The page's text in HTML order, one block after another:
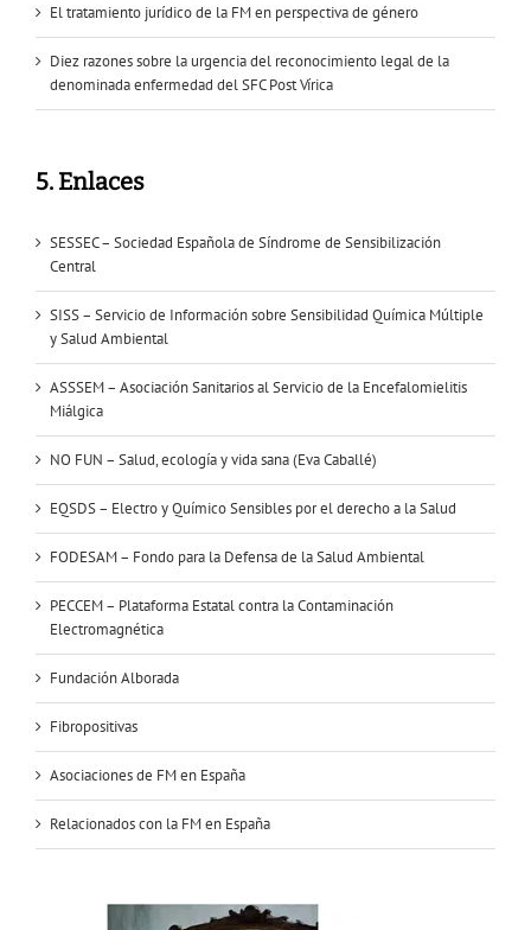
El tratamiento jurídico de la FM en perspectiva de género
Diez razones sobre la urgencia del reconocimiento legal de la
denominada enfermedad del SFC Post Vírica
5. Enlaces
SESSEC – Sociedad Española de Síndrome de Sensibilización
Central
SISS – Servicio de Información sobre Sensibilidad Química Múltiple
y Salud Ambiental
ASSSEM – Asociación Sanitarios al Servicio de la Encefalomielitis
Miálgica
NO FUN – Salud, ecología y vida sana (Eva Caballé)
EQSDS – Electro y Químico Sensibles por el derecho a la Salud
FODESAM – Fondo para la Defensa de la Salud Ambiental
PECCEM – Plataforma Estatal contra la Contaminación
Electromagnética
Fundación Alborada
Fibropositivas
Asociaciones de FM en España
Relacionados con la FM en España